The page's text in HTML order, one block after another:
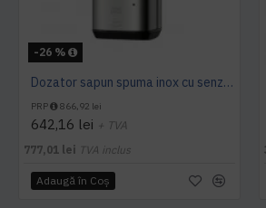
-26 %
Dozator sapun spuma inox cu senzor, 1L, Tork
PRP 866,92 lei
642,16 lei + TVA
777,01 lei TVA inclus
Adaugă în Coş